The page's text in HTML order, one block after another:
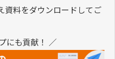
資料をダウンロードしてご
にも貢献！ ／